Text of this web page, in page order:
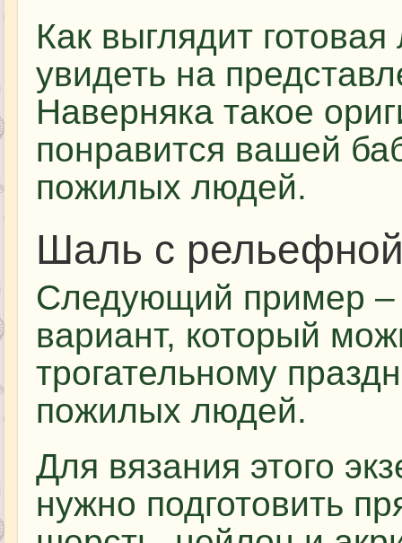
Как выглядит
увидеть на
Наверняка такое
понравится вашей
пожилых людей.
Шаль с
Следующий пример
вариант, который
трогательному
пожилых людей.
Для вязания этого
нужно подготовить